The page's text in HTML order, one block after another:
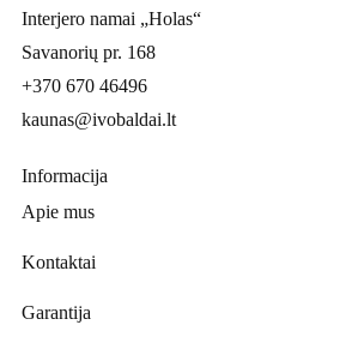
Interjero namai „Holas“
Savanorių pr. 168
+370 670 46496
kaunas@ivobaldai.lt
Informacija
Apie mus
Kontaktai
Garantija